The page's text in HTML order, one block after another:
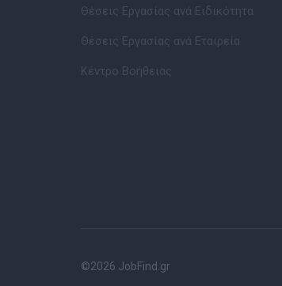
Θέσεις Εργασίας ανά Ειδικότητα
Θέσεις Εργασίας ανά Εταιρεία
Κέντρο Βοήθειας
©2026 JobFind.gr